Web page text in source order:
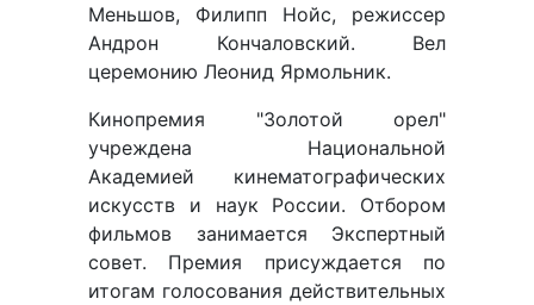
Меньшов, Филипп Нойс, режиссер
Андрон Кончаловский. Вел
церемонию Леонид Ярмольник.
Кинопремия "Золотой орел"
учреждена Национальной
Академией кинематографических
искусств и наук России. Отбором
фильмов занимается Экспертный
совет. Премия присуждается по
итогам голосования действительных